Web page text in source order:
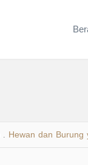
Hewan dan